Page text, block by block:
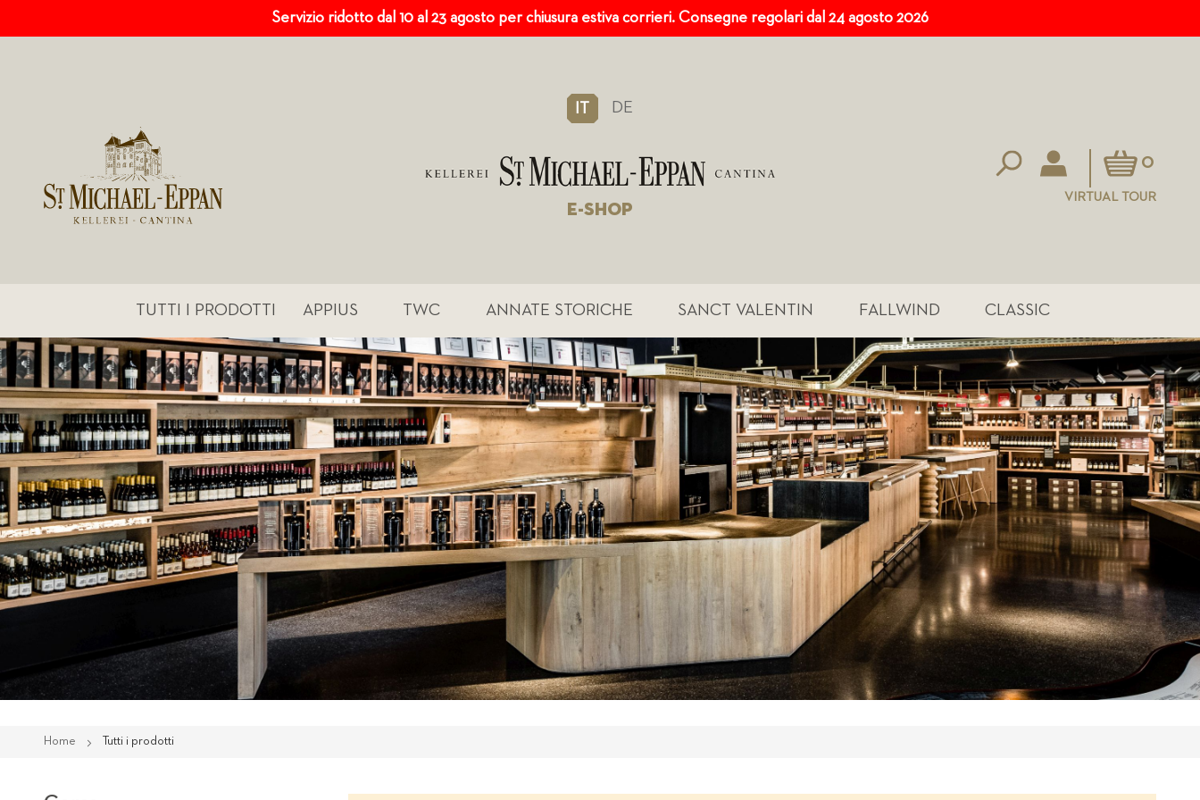
Servizio ridotto dal 10 al 23 agosto per chiusura estiva corrieri. Consegne regolari dal 24 agosto 2026
IT DE
E-SHOP
Carrello0
VIRTUAL TOUR
TUTTI I PRODOTTI APPIUS TWC ANNATE STORICHE SANCT VALENTIN FALLWIND CLASSIC
Home Tutti i prodotti